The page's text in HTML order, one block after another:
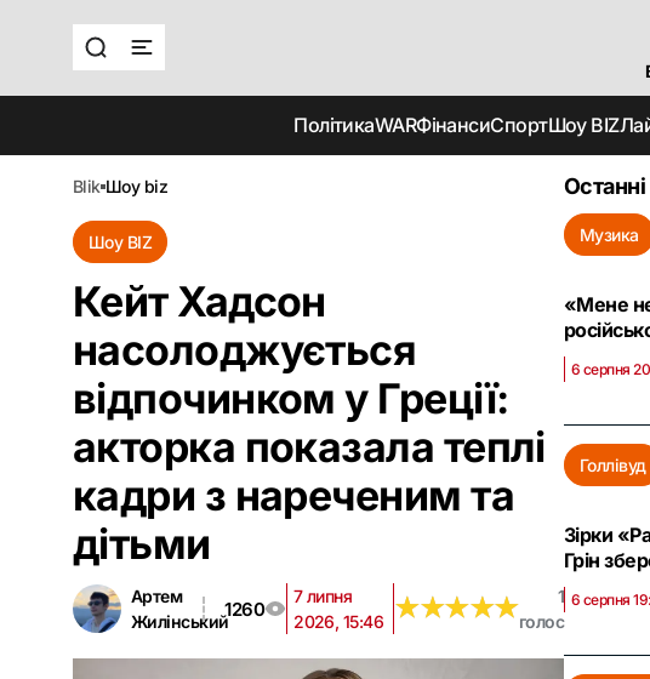
ПолітикаWARФінансиСпортШоу BIZ
blik шоу biz
Шоу BIZ
Кейт Хадсон
насолоджується
відпочинком у Греції:
акторка показала теплі
кадри з нареченим та
дітьми
Артем
Жилінський
1260
7 липня
2026, 15:46 ★★★★★
★★★★★
1
голос
Музика
«Мене не
6 серпня
Голлівуд
Зірки
Грін
6 серпня